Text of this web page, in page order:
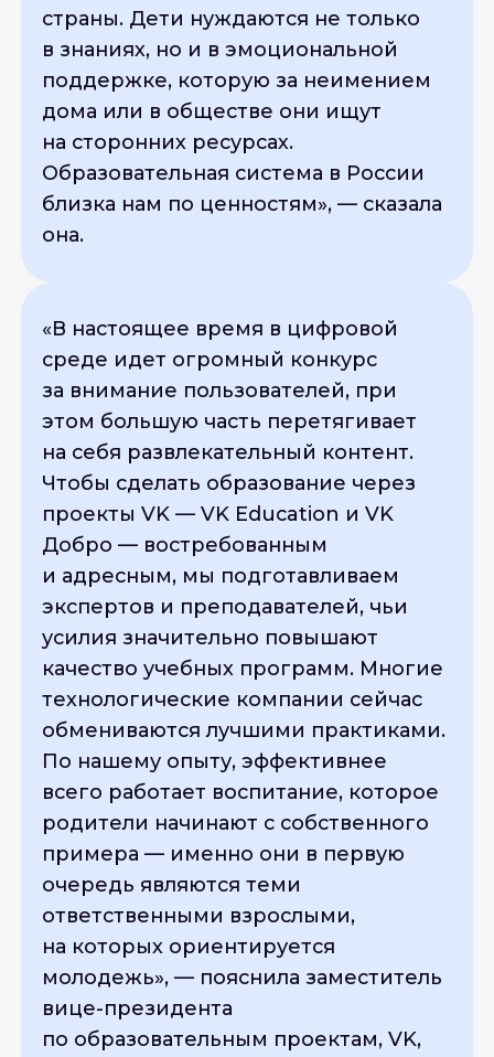
страны. Дети нуждаются не только
в знаниях, но и в эмоциональной
поддержке, которую за неимением
дома или в обществе они ищут
на сторонних ресурсах.
Образовательная система в России
близка нам по ценностям», — сказала
она.
«В настоящее время в цифровой
среде идет огромный конкурс
за внимание пользователей, при
этом большую часть перетягивает
на себя развлекательный контент.
Чтобы сделать образование через
проекты VK — VK Education и VK
Добро — востребованным
и адресным, мы подготавливаем
экспертов и преподавателей, чьи
усилия значительно повышают
качество учебных программ. Многие
технологические компании сейчас
обмениваются лучшими практиками.
По нашему опыту, эффективнее
всего работает воспитание, которое
родители начинают с собственного
примера — именно они в первую
очередь являются теми
ответственными взрослыми,
на которых ориентируется
молодежь», — пояснила заместитель
вице-президента
по образовательным проектам, VK,